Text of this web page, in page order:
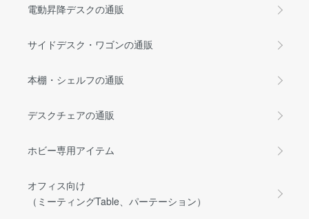
電動昇降デスクの通販
サイドデスク・ワゴンの通販
本棚・シェルフの通販
デスクチェアの通販
ホビー専用アイテム
オフィス向け
（ミーティングTable、パーテーション）